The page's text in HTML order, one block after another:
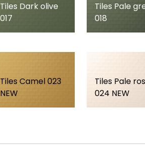
Tiles Dark olive
017
Tiles Pale
018
Tiles Camel 023
NEW
Tiles Pale
024 NEW